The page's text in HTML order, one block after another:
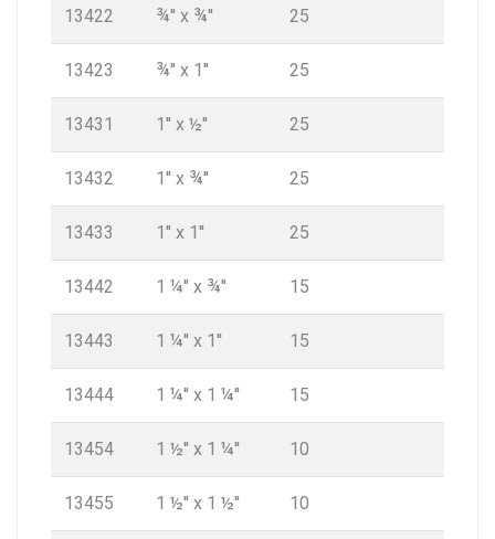
13422 ¾'' x ¾'' 25
13423 ¾'' x 1'' 25
13431 1'' x ½'' 25
13432 1'' x ¾'' 25
13433 1'' x 1'' 25
13442 1 ¼'' x ¾'' 15
13443 1 ¼'' x 1'' 15
13444 1 ¼'' x 1 ¼'' 15
13454 1 ½'' x 1 ¼'' 10
13455 1 ½'' x 1 ½'' 10